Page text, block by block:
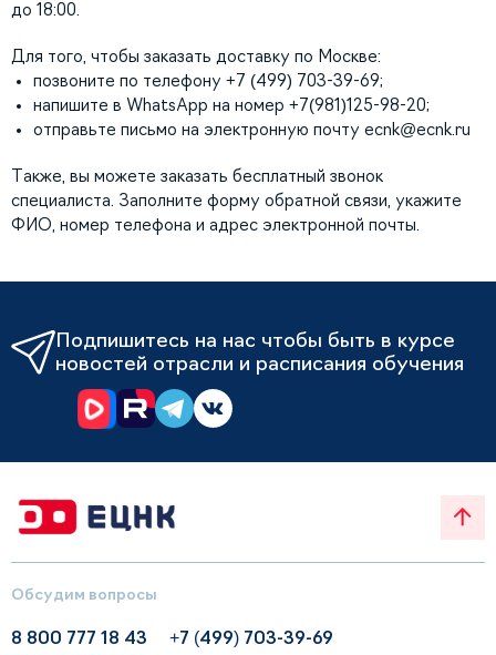
до 18:00.
Для того, чтобы заказать доставку по Москве:
позвоните по телефону +7 (499) 703-39-69;
напишите в WhatsApp на номер +7(981)125-98-20;
отправьте письмо на электронную почту ecnk@ecnk.ru
Также, вы можете заказать бесплатный звонок
специалиста. Заполните форму обратной связи, укажите
ФИО, номер телефона и адрес электронной почты.
Подпишитесь на нас чтобы быть в курсе
новостей отрасли и расписания обучения
Обсудим вопросы
8 800 777 18 43
+7 (499) 703-39-69